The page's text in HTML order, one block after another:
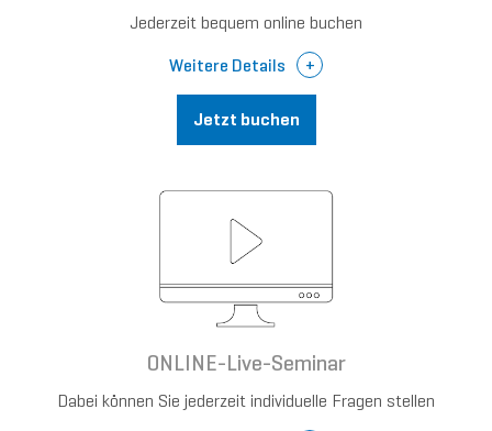
Jederzeit bequem online buchen
Weitere Details
Jetzt buchen
ONLINE-Live-Seminar
Dabei können Sie jederzeit individuelle Fragen stellen